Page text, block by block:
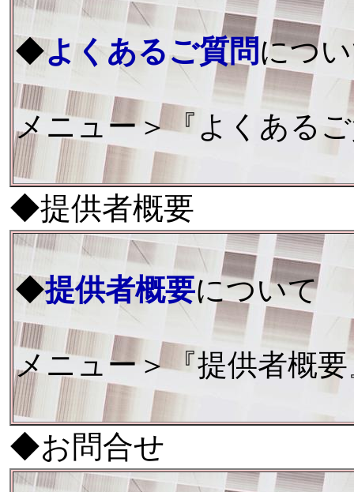
◆よくあるご質問につ
メニュー＞『よくある
◆提供者概要
◆提供者概要について
メニュー＞『提供者概
◆お問合せ